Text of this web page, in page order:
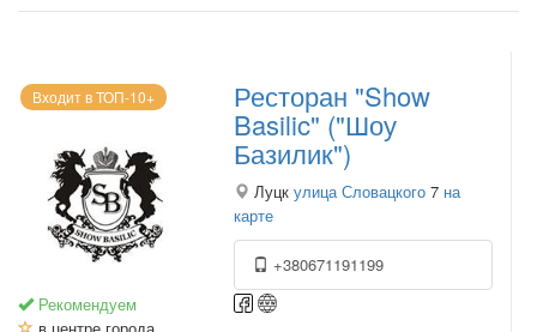
Входит в ТОП-10+
Рекомендуем
Ресторан "Show
Basilic" ("Шоу
Базилик")
Луцк улица Словацкого 7 на
карте
+380671191199